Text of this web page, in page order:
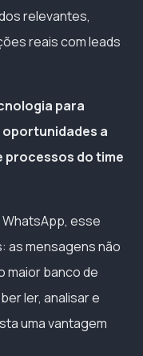
relevantes,
reais com leads
para
a
processos do time
esse
as mensagens não
maior banco de
ler, analisar e
uma vantagem